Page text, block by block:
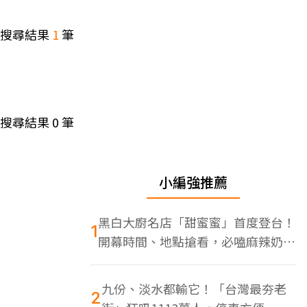
搜尋結果 1筆
搜尋結果0筆
小編強推薦
1黑白大廚名店「甜蜜蜜」首度登台！
開幕時間、地點搶看，必嗑麻辣奶油
蝦
2九份、淡水都輸它！「台灣最夯老